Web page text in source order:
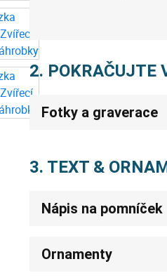
2. POKRAČUJTE
Fotky a graverace
3. TEXT &
Nápis na pomníček
Ornamenty